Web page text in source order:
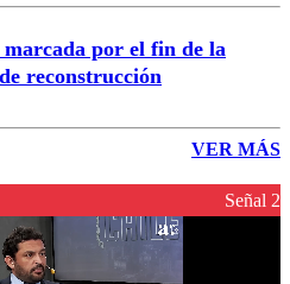
marcada por el fin de la
reconstrucción
VER MÁS
Señal 2